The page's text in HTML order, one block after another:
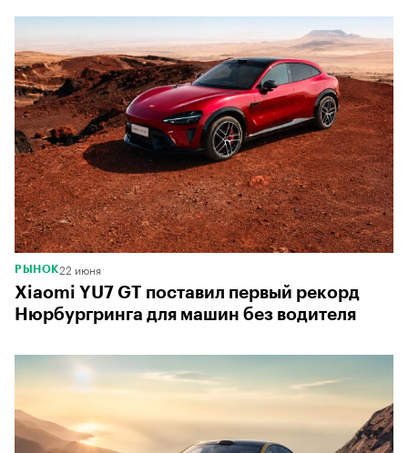
РЫНОК22 июня
Xiaomi YU7 GT поставил первый рекорд
Нюрбургринга для машин без водителя